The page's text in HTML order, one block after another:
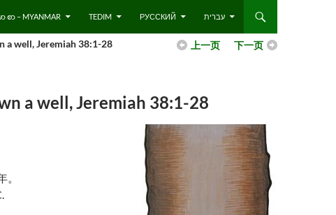
စာ – MYANMAR TEDIM РУССКИЙ עברית
下一页
上一页
a well, Jeremiah 38:1-28
a well, Jeremiah 38:1-28